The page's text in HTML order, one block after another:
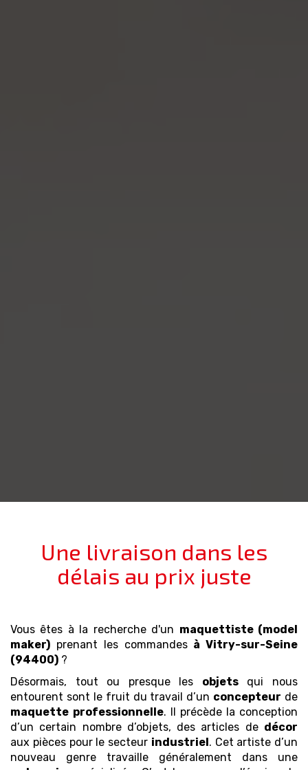
Une livraison dans les
délais au prix juste
Vous êtes à la recherche d'un maquettiste (model
maker) prenant les commandes à Vitry-sur-Seine
(94400) ?
Désormais, tout ou presque les objetsqui nous
entourent sont le fruit du travail d’un concepteur de
maquette professionnelle. Il précède la conception
d’un certain nombre d’objets, des articles de décor
aux pièces pour le secteur industriel . Cet artiste d’un
nouveau genre travaille généralement dans une